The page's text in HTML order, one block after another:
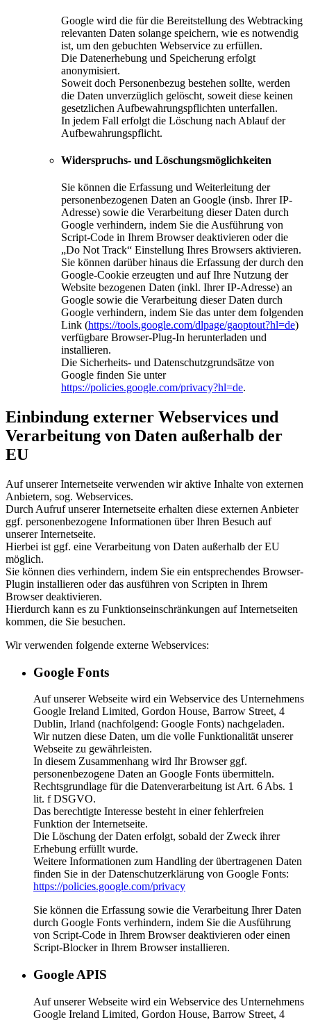
Google wird die für die Bereitstellung des Webtracking
relevanten Daten solange speichern, wie es notwendig
ist, um den gebuchten Webservice zu erfüllen.
Die Datenerhebung und Speicherung erfolgt
anonymisiert.
Soweit doch Personenbezug bestehen sollte, werden
die Daten unverzüglich gelöscht, soweit diese keinen
gesetzlichen Aufbewahrungspflichten unterfallen.
In jedem Fall erfolgt die Löschung nach Ablauf der
Aufbewahrungspflicht.
Widerspruchs- und Löschungsmöglichkeiten
Sie können die Erfassung und Weiterleitung der
personenbezogenen Daten an Google (insb. Ihrer IP-
Adresse) sowie die Verarbeitung dieser Daten durch
Google verhindern, indem Sie die Ausführung von
Script-Code in Ihrem Browser deaktivieren oder die
„Do Not Track“ Einstellung Ihres Browsers aktivieren.
Sie können darüber hinaus die Erfassung der durch den
Google-Cookie erzeugten und auf Ihre Nutzung der
Website bezogenen Daten (inkl. Ihrer IP-Adresse) an
Google sowie die Verarbeitung dieser Daten durch
Google verhindern, indem Sie das unter dem folgenden
Link (https://tools.google.com/dlpage/gaoptout?hl=de)
verfügbare Browser-Plug-In herunterladen und
installieren.
Die Sicherheits- und Datenschutzgrundsätze von
Google finden Sie unter
https://policies.google.com/privacy?hl=de.
Einbindung externer Webservices und
Verarbeitung von Daten außerhalb der
EU
Auf unserer Internetseite verwenden wir aktive Inhalte von externen
Anbietern, sog. Webservices.
Durch Aufruf unserer Internetseite erhalten diese externen Anbieter
ggf. personenbezogene Informationen über Ihren Besuch auf
unserer Internetseite.
Hierbei ist ggf. eine Verarbeitung von Daten außerhalb der EU
möglich.
Sie können dies verhindern, indem Sie ein entsprechendes Browser-
Plugin installieren oder das ausführen von Scripten in Ihrem
Browser deaktivieren.
Hierdurch kann es zu Funktionseinschränkungen auf Internetseiten
kommen, die Sie besuchen.
Wir verwenden folgende externe Webservices:
Google Fonts
Auf unserer Webseite wird ein Webservice des Unternehmens
Google Ireland Limited, Gordon House, Barrow Street, 4
Dublin, Irland (nachfolgend: Google Fonts) nachgeladen.
Wir nutzen diese Daten, um die volle Funktionalität unserer
Webseite zu gewährleisten.
In diesem Zusammenhang wird Ihr Browser ggf.
personenbezogene Daten an Google Fonts übermitteln.
Rechtsgrundlage für die Datenverarbeitung ist Art. 6 Abs. 1
lit. f DSGVO.
Das berechtigte Interesse besteht in einer fehlerfreien
Funktion der Internetseite.
Die Löschung der Daten erfolgt, sobald der Zweck ihrer
Erhebung erfüllt wurde.
Weitere Informationen zum Handling der übertragenen Daten
finden Sie in der Datenschutzerklärung von Google Fonts:
https://policies.google.com/privacy
Sie können die Erfassung sowie die Verarbeitung Ihrer Daten
durch Google Fonts verhindern, indem Sie die Ausführung
von Script-Code in Ihrem Browser deaktivieren oder einen
Script-Blocker in Ihrem Browser installieren.
Google APIS
Auf unserer Webseite wird ein Webservice des Unternehmens
Google Ireland Limited, Gordon House, Barrow Street, 4